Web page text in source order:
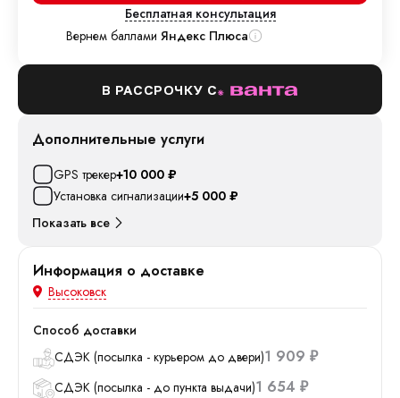
Бесплатная консультация
Вернем баллами Яндекс Плюса
В РАССРОЧКУ С
Дополнительные услуги
GPS трекер+10 000 ₽
Установка сигнализации+5 000 ₽
Показать все
Информация о доставке
Высоковск
Способ доставки
СДЭК (посылка - курьером до двери)1 909 ₽
СДЭК (посылка - до пункта выдачи)1 654 ₽